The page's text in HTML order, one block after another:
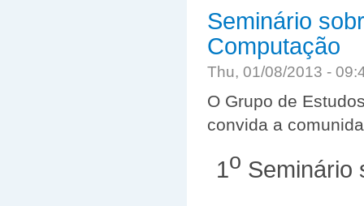
Seminário
Computação
Thu, 01/08/2013 -
O Grupo de
convida a
1o Seminário